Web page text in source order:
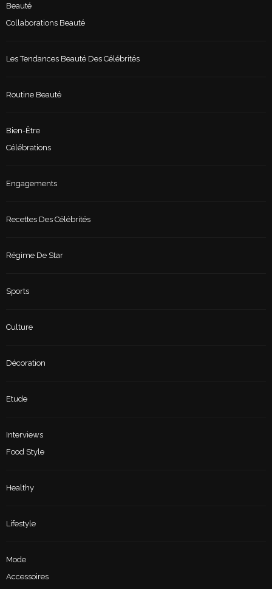
Beauté
Collaborations Beauté
Les Tendances Beauté Des Célébrités
Routine Beauté
Bien-Être
Célébrations
Engagements
Recettes Des Célébrités
Régime De Star
Sports
Culture
Décoration
Etude
Interviews
Food Style
Healthy
Lifestyle
Mode
Accessoires